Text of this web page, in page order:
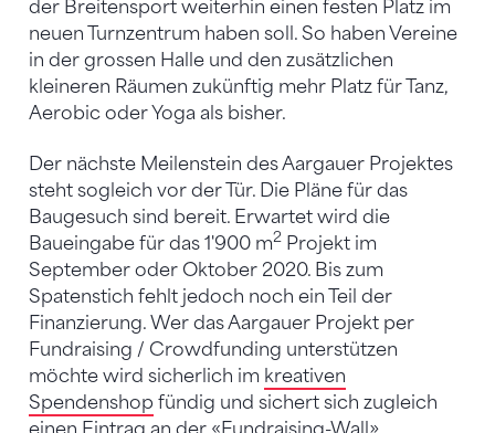
der Breitensport weiterhin einen festen Platz im
neuen Turnzentrum haben soll. So haben Vereine
in der grossen Halle und den zusätzlichen
kleineren Räumen zukünftig mehr Platz für Tanz,
Aerobic oder Yoga als bisher.
Der nächste Meilenstein des Aargauer Projektes
steht sogleich vor der Tür. Die Pläne für das
Baugesuch sind bereit. Erwartet wird die
Baueingabe für das 1'900 m2 Projekt im
September oder Oktober 2020. Bis zum
Spatenstich fehlt jedoch noch ein Teil der
Finanzierung. Wer das Aargauer Projekt per
Fundraising / Crowdfunding unterstützen
möchte wird sicherlich im kreativen
Spendenshop fündig und sichert sich zugleich